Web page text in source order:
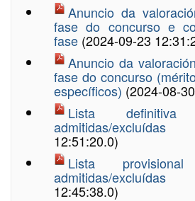
Anuncio da
fase do concurso e
fase (2024-09-23
Anuncio da
fase do concurso
específicos) (2024-08-
Lista
admitidas/
12:51:20.0)
Lista
admitidas/
12:45:38.0)